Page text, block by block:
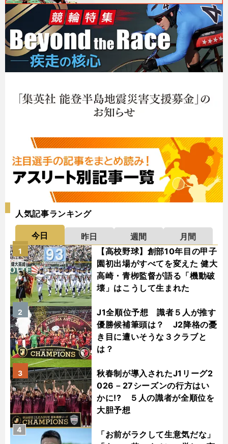
人気記事ランキング
今日 昨日 週間
月間
【高校野球】創部10年目の甲子
園初出場がすべてを変えた 健大
高崎・青栁監督が語る「機動破
壊」はこうして生まれた
1
J1全順位予想 識者５人が推す
優勝候補筆頭は？ J2降格の憂
き目に遭いそうな３クラブと
は？
2
秋春制が導入されたJ1リーグ2
026－27シーズンの行方はい
かに!? ５人の識者が全順位を
大胆予想
3
「お前がラクして生意気だな」
4